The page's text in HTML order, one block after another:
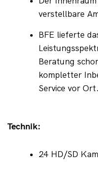
verstellbare
BFE lieferte
Beratung
kompletter
Service vor Ort.
Technik:
24 HD/SD